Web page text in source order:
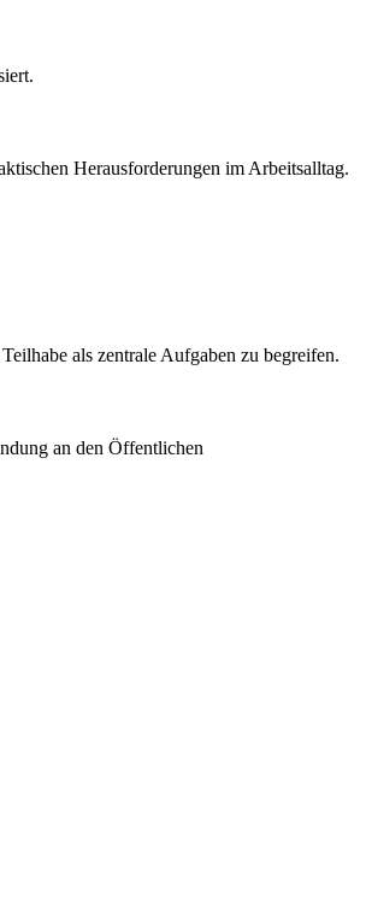
Herausforderungen im Arbeitsalltag.
als zentrale Aufgaben zu begreifen.
an den Öffentlichen